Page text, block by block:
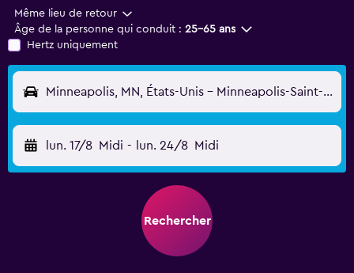
Même lieu de retour
Âge de la personne qui conduit : 25-65 ans
Hertz uniquement
Minneapolis, MN, États-Unis - Minneapolis-Saint-Paul (MSP)
lun. 17/8 Midi - lun. 24/8 Midi
Rechercher